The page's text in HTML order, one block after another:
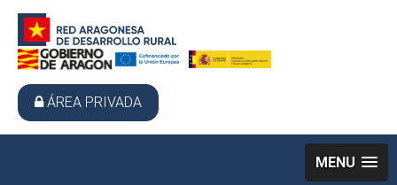
ÁREA PRIVADA
MENU